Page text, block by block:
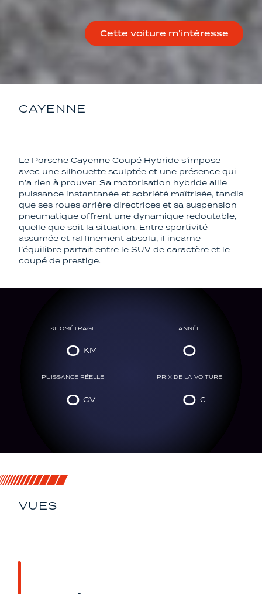
Cette voiture m'intéresse
CAYENNE
Le Porsche Cayenne Coupé Hybride s’impose
avec une silhouette sculptée et une présence qui
n’a rien à prouver. Sa motorisation hybride allie
puissance instantanée et sobriété maîtrisée, tandis
que ses roues arrière directrices et sa suspension
pneumatique offrent une dynamique redoutable,
quelle que soit la situation. Entre sportivité
assumée et raffinement absolu, il incarne
l’équilibre parfait entre le SUV de caractère et le
coupé de prestige.
KILOMÉTRAGE
0
ANNÉE
0
PUISSANCE RÉELLE
0
PRIX DE LA VOITURE
0
VUES